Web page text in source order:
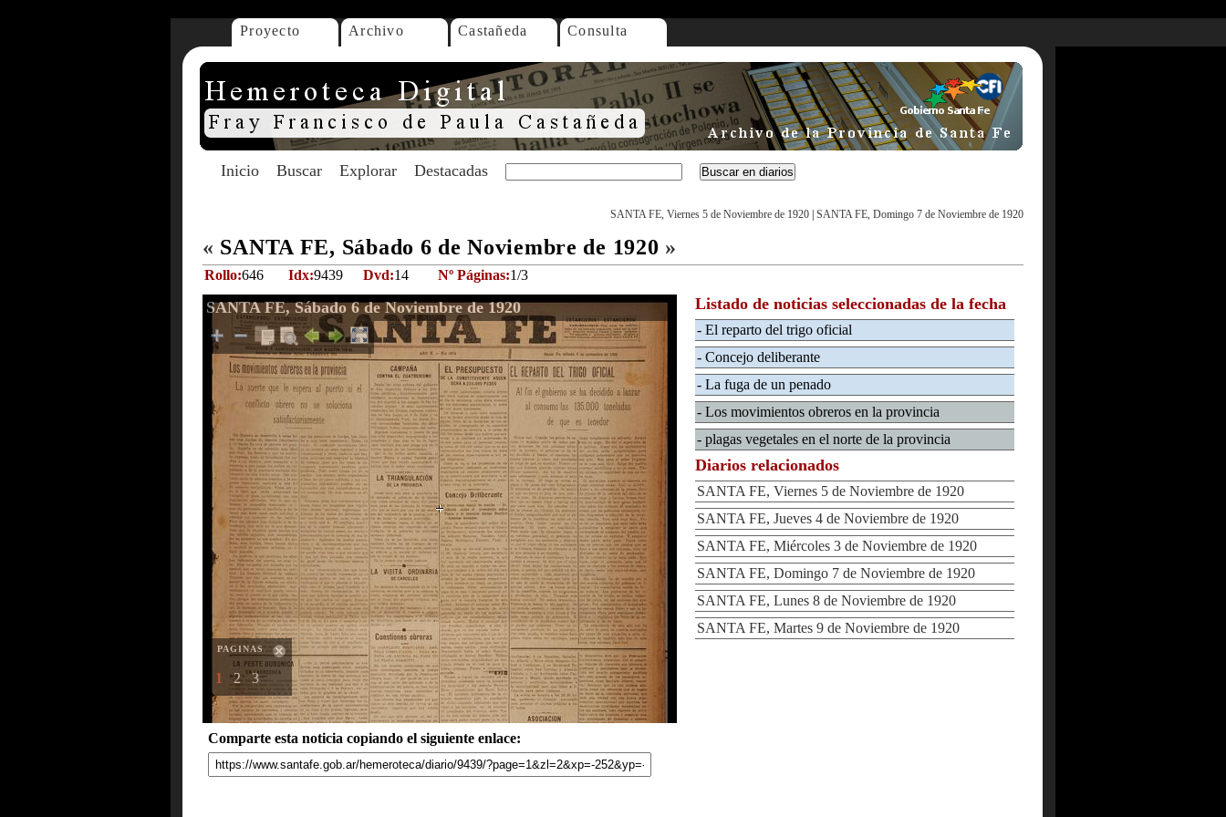
Proyecto Archivo Castañeda Consulta
Inicio Buscar Explorar Destacadas
SANTA FE, Viernes 5 de Noviembre de 1920 SANTA FE, Domingo 7 de Noviembre de 1920
« SANTA FE, Sábado 6 de Noviembre de 1920 »
Rollo:646 Idx:9439 Dvd:14 Nº Páginas:1/3
SANTA FE, Sábado 6 de Noviembre de 1920
PAGINAS
1 2 3
Comparte esta noticia copiando el siguiente enlace:
Listado de noticias seleccionadas de la fecha
- El reparto del trigo oficial
- Concejo deliberante
- La fuga de un penado
- Los movimientos obreros en la provincia
- plagas vegetales en el norte de la provincia
Diarios relacionados
SANTA FE, Viernes 5 de Noviembre de 1920
SANTA FE, Jueves 4 de Noviembre de 1920
SANTA FE, Miércoles 3 de Noviembre de 1920
SANTA FE, Domingo 7 de Noviembre de 1920
SANTA FE, Lunes 8 de Noviembre de 1920
SANTA FE, Martes 9 de Noviembre de 1920